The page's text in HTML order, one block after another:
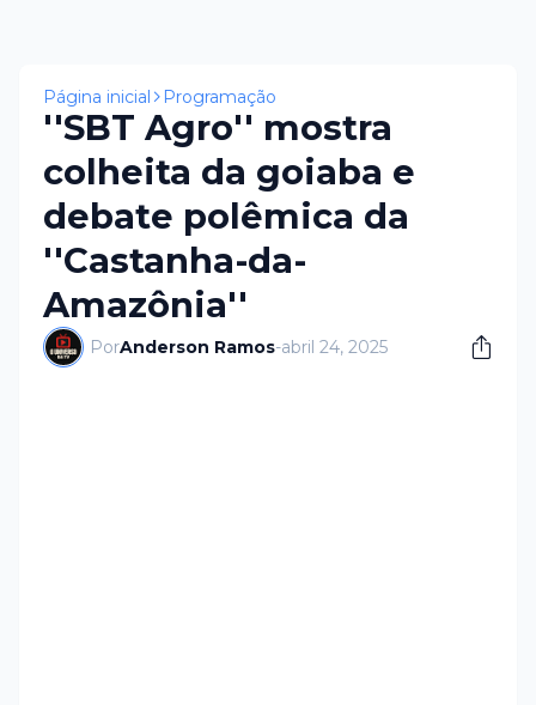
Página inicial Programação
''SBT Agro'' mostra
colheita da goiaba e
debate polêmica da
''Castanha-da-
Amazônia''
PorAnderson Ramos-abril 24, 2025